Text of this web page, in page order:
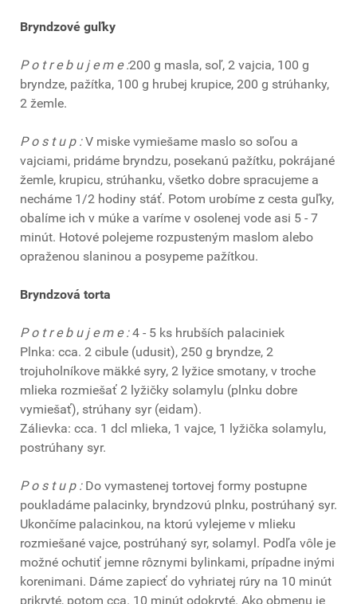
Bryndzové guľky
P o t r e b u j e m e :200 g masla, soľ, 2 vajcia, 100 g
bryndze, pažítka, 100 g hrubej krupice, 200 g strúhanky,
2 žemle.
P o s t u p :V miske vymiešame maslo so soľou a
vajciami, pridáme bryndzu, posekanú pažítku, pokrájané
žemle, krupicu, strúhanku, všetko dobre spracujeme a
necháme 1/2 hodiny stáť. Potom urobíme z cesta guľky,
obalíme ich v múke a varíme v osolenej vode asi 5 - 7
minút. Hotové polejeme rozpusteným maslom alebo
opraženou slaninou a posypeme pažítkou.
Bryndzová torta
P o t r e b u j e m e :4 - 5 ks hrubších palaciniek
Plnka: cca. 2 cibule (udusit), 250 g bryndze, 2
trojuholníkove mäkké syry, 2 lyžice smotany, v troche
mlieka rozmiešať 2 lyžičky solamylu (plnku dobre
vymiešať), strúhany syr (eidam).
Zálievka: cca. 1 dcl mlieka, 1 vajce, 1 lyžička solamylu,
postrúhany syr.
P o s t u p : Do vymastenej tortovej formy postupne
poukladáme palacinky, bryndzovú plnku, postrúhaný syr.
Ukončíme palacinkou, na ktorú vylejeme v mlieku
rozmiešané vajce, postrúhaný syr, solamyl. Podľa vôle je
možné ochutiť jemne rôznymi bylinkami, prípadne inými
korenimani. Dáme zapiecť do vyhriatej rúry na 10 minút
prikryté, potom cca. 10 minút odokryté. Ako obmenu je